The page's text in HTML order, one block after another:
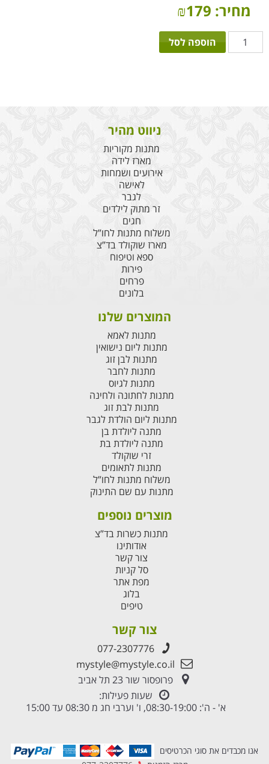
מחיר: ₪179
כמות
הוספה לסל
ניווט מהיר
מתנות מקוריות
מארז לידה
אירועים ושמחות
לאישה
לגבר
זר מתוק לילדים
חגים
משלוח מתנות לחו”ל
מארז שוקולד בד”צ
ספא וטיפוח
פירות
פרחים
בלונים
המוצרים שלנו
מתנות לאמא
מתנות ליום נישואין
מתנות לבן זוג
מתנות לחבר
מתנות לגיוס
מתנות לחתונה ולחינה
מתנות לבת זוג
מתנות ליום הולדת לגבר
מתנה ליולדת בן
מתנה ליולדת בת
זרי שוקולד
מתנות לתאומים
משלוח מתנות לחו”ל
מתנות עם שם התינוק
מוצרים נוספים
מתנות כשרות בד”צ
אודותינו
צור קשר
סל קניות
מפת אתר
בלוג
טיפים
צור קשר
077-2307776
mystyle@mystyle.co.il
פרופסור שור 23 תל אביב
שעות פעילות:
א' - ה': 08:30-19:00, ו' וערבי חג מ 08:30 עד 15:00
אנו מכבדים את סוגי הכרטיסים